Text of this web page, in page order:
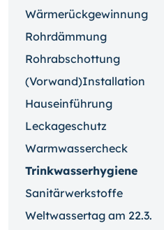
Wärmerückgewinnung
Rohrdämmung
Rohrabschottung
(Vorwand)Installation
Hauseinführung
Leckageschutz
Warmwassercheck
Trinkwasserhygiene
Sanitärwerkstoffe
Weltwassertag am 22.3.